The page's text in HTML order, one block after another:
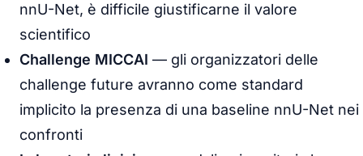
nnU-Net, è difficile giustificarne il valore
scientifico
Challenge MICCAI — gli organizzatori delle
challenge future avranno come standard
implicito la presenza di una baseline nnU-Net nei
confronti